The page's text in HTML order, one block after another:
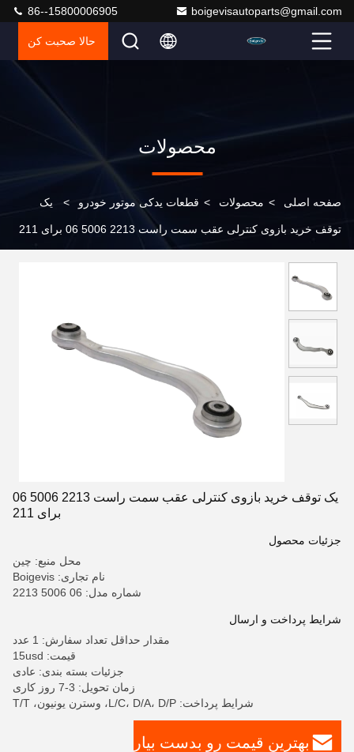
boigevisautoparts@gmail.com
86--15800006905
حالا صحبت کن
محصولات
صفحه اصلی > محصولات > قطعات یدکی موتور خودرو > یک
توقف خرید بازوی کنترلی عقب سمت راست 2213 5006 06 برای 211
یک توقف خرید بازوی کنترلی عقب سمت راست 2213 5006 06
برای 211
جزئیات محصول
محل منبع: چین
نام تجاری: Boigevis
شماره مدل: 06 5006 2213
شرایط پرداخت و ارسال
مقدار حداقل تعداد سفارش: 1 عدد
قیمت: 15usd
جزئیات بسته بندی: عادی
زمان تحویل: 3-7 روز کاری
شرایط پرداخت: L/C، D/A، D/P، وسترن یونیون، T/T
بهترین قیمت رو بدست بیار